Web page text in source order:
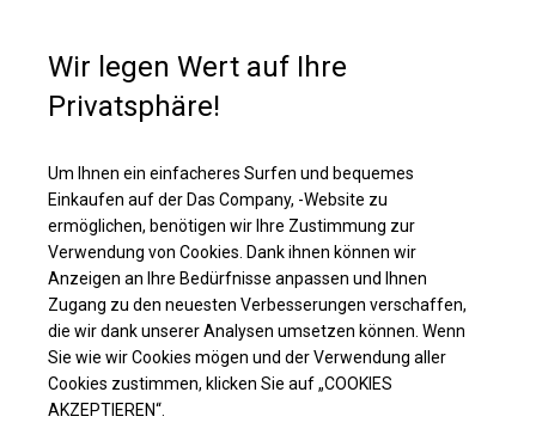
Ganzjährig geöffnete Zelthalle | 8x8 m
Wir legen Wert auf Ihre
Privatsphäre!
Um Ihnen ein einfacheres Surfen und bequemes
Einkaufen auf der Das Company, -Website zu
ermöglichen, benötigen wir Ihre Zustimmung zur
Verwendung von Cookies. Dank ihnen können wir
Anzeigen an Ihre Bedürfnisse anpassen und Ihnen
Zugang zu den neuesten Verbesserungen verschaffen,
die wir dank unserer Analysen umsetzen können. Wenn
Sie wie wir Cookies mögen und der Verwendung aller
Cookies zustimmen, klicken Sie auf „COOKIES
AKZEPTIEREN“.